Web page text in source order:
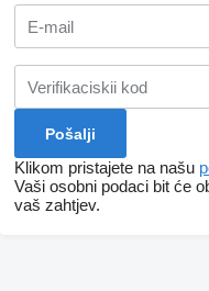
Klikom pristajete na našu
Vaši osobni podaci bit će
vaš zahtjev.